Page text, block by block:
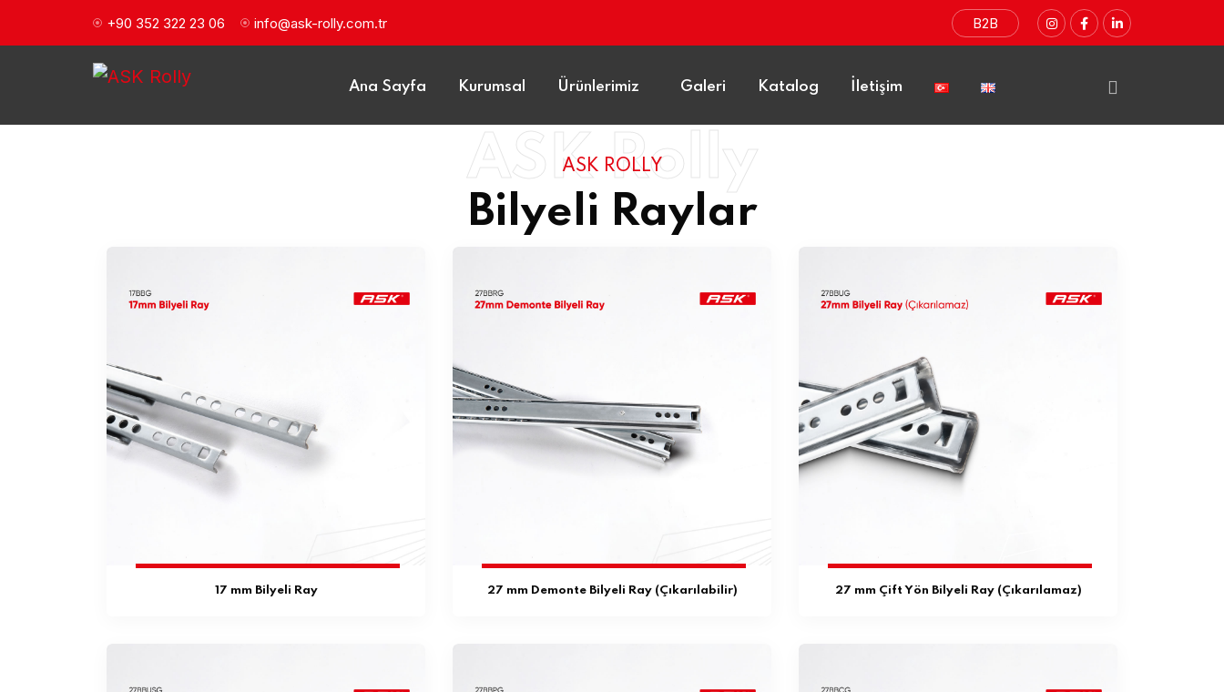
+90 352 322 23 06 info@ask-rolly.com.tr B2B
Ana Sayfa Kurumsal Ürünlerimiz Galeri Katalog İletişim
ASK ROLLY
Bilyeli Raylar
ASK Rolly
17 mm Bilyeli Ray 27 mm Demonte Bilyeli Ray (Çıkarılabilir) 27 mm Çift Yön Bilyeli Ray (Çıkarılamaz)